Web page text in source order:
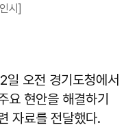
시]
일 오전 경기도청에서
요 현안을 해결하기
자료를 전달했다.